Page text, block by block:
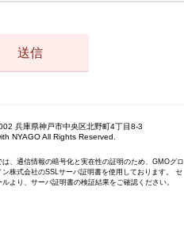
兵庫県神戸市中央区北野町4丁目8-3
NYAGO All Rights Reserved.
は、通信情報の暗号化と実在性の証明のため、GMOグロ
ン株式会社のSSLサーバ証明書を使用しております。 セ
ルより、サーバ証明書の検証結果をご確認ください。